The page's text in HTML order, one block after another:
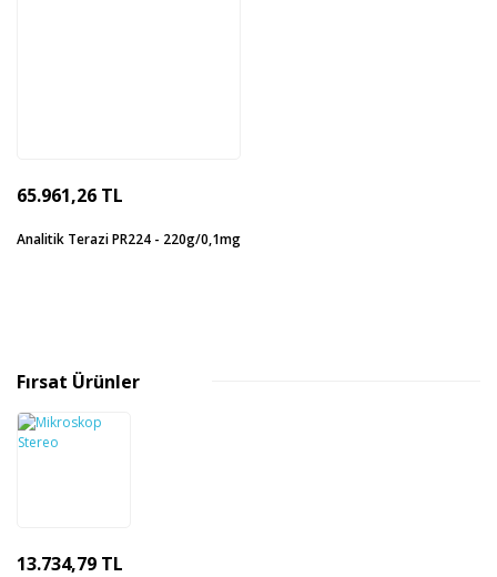
65.961,26 TL
Analitik Terazi PR224 - 220g/0,1mg
Fırsat Ürünler
13.734,79 TL